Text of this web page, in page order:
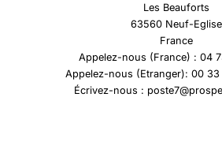
Les Beauforts
63560 Neuf-Eglise
France
Appelez-nous (France) : 04
Appelez-nous (Etranger): 00
Écrivez-nous :